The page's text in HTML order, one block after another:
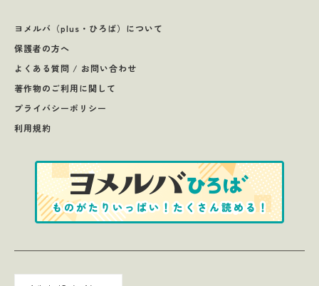
ヨメルバ（plus・ひろば）について
保護者の方へ
よくある質問 / お問い合わせ
著作物のご利用に関して
プライバシーポリシー
利用規約